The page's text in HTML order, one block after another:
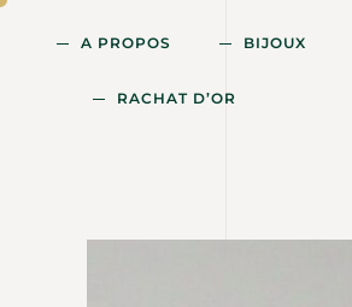
A PROPOS BIJOUX
RACHAT D’OR